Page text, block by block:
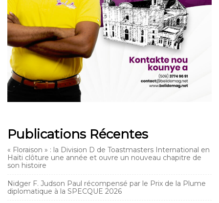
Publications Récentes
« Floraison » : la Division D de Toastmasters International en
Haïti clôture une année et ouvre un nouveau chapitre de
son histoire
Nidger F. Judson Paul récompensé par le Prix de la Plume
diplomatique à la SPECQUE 2026